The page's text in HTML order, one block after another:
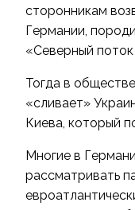
сторонникам
Германии,
«Северный
Тогда в
«сливает»
Киева, который
Многие в
рассматривать